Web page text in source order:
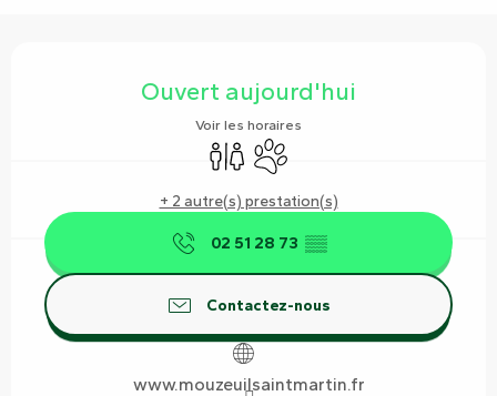
Ouvert aujourd'hui
Voir les horaires
ToilettesAnimaux acceptés
+ 2 autre(s) prestation(s)
02 51 28 73 ▒▒
Contactez-nous
www.mouzeuilsaintmartin.fr